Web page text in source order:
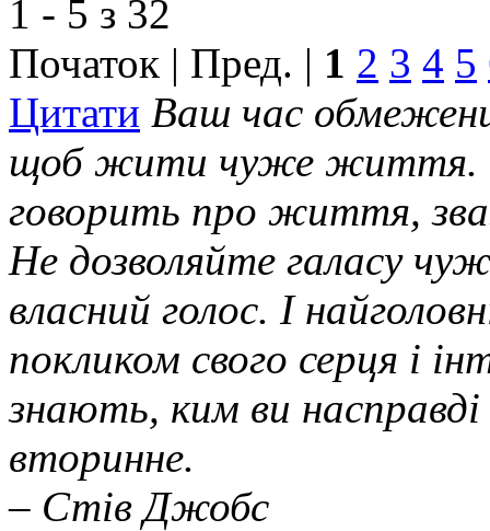
1 - 5 з 32
Початок | Пред. | 1 2 3 4 5
Цитати Ваш час
щоб жити чуже життя.
говорить про життя,
Не дозволяйте галасу
власний голос. І
покликом свого серця і
знають, ким ви
вторинне.
– Стів Джобс